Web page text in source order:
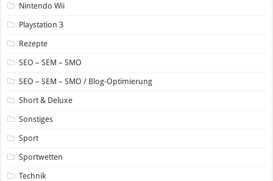
Nintendo Wii
Playstation 3
Rezepte
SEO – SEM – SMO
SEO – SEM – SMO / Blog-Optimierung
Short & Deluxe
Sonstiges
Sport
Sportwetten
Technik